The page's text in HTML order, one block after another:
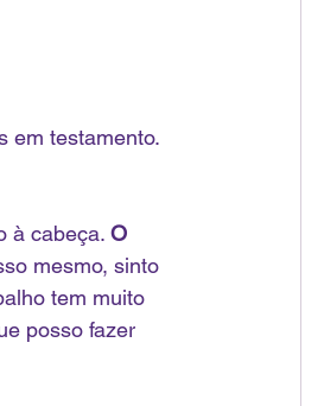
em testamento.
à cabeça. O
mesmo, sinto
tem muito
posso fazer